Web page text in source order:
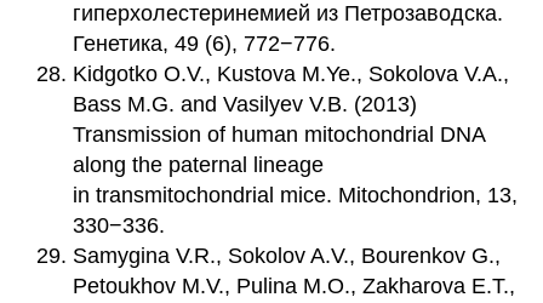
гиперхолестеринемией из Петрозаводска.
Генетика, 49 (6), 772−776.
Kidgotko O.V., Kustova M.Ye., Sokolova V.A.,
Bass M.G. and Vasilyev V.B. (2013)
Transmission of human mitochondrial DNA
along the paternal lineage
in transmitochondrial mice. Mitochondrion, 13,
330−336.
Samygina V.R., Sokolov A.V., Bourenkov G.,
Petoukhov M.V., Pulina M.O., Zakharova E.T.,